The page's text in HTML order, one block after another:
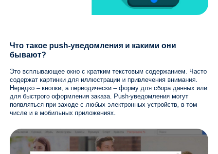
Что такое push-уведомления и какими они
бывают?
Это всплывающее окно с кратким текстовым содержанием. Часто
содержат картинки для иллюстрации и привлечения внимания.
Нередко – кнопки, а периодически – форму для сбора данных или
для быстрого оформления заказа. Push-уведомления могут
появляться при заходе с любых электронных устройств, в том
числе и в мобильных приложениях.